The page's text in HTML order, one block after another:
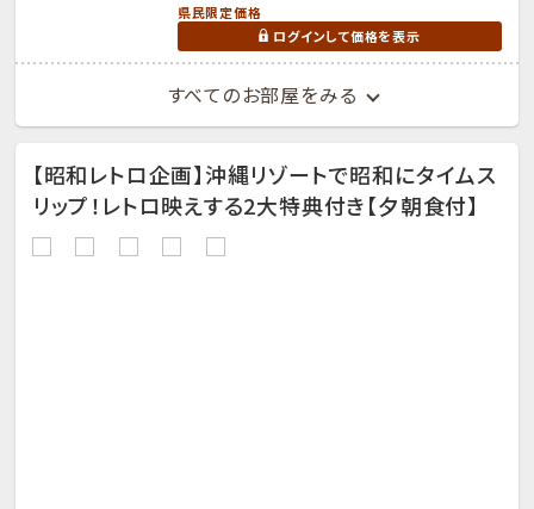
県民限定価格
ログインして価格を表示
すべてのお部屋をみる
【昭和レトロ企画】沖縄リゾートで昭和にタイムス
リップ！レトロ映えする2大特典付き【夕朝食付】